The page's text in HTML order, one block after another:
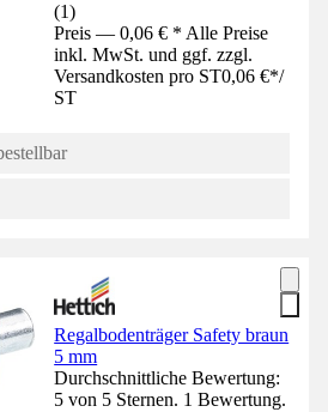
(1)
Preis — 0,06 € * Alle Preise
inkl. MwSt. und ggf. zzgl.
Versandkosten pro ST0,06 €*/
ST
Regalbodenträger Safety braun
5 mm
Durchschnittliche Bewertung:
5 von 5 Sternen. 1 Bewertung.